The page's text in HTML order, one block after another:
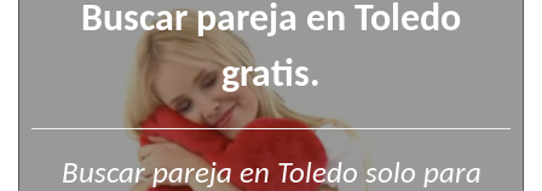
Buscar pareja en Toledo
gratis.
Buscar pareja en Toledo solo para